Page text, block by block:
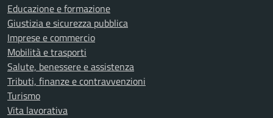
Educazione e formazione
Giustizia e sicurezza pubblica
Imprese e commercio
Mobilità e trasporti
Salute, benessere e assistenza
Tributi, finanze e contravvenzioni
Turismo
Vita lavorativa